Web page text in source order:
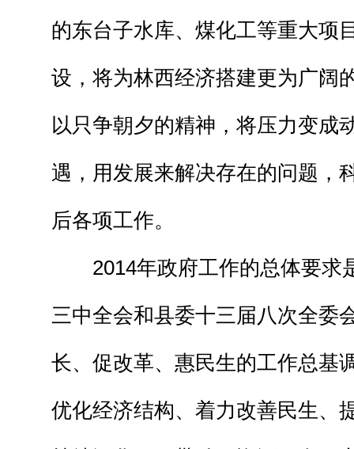
的东台子水库、煤化工等重大项
设，将为林西经济搭建更为广阔
以只争朝夕的精神，将压力变成
遇，用发展来解决存在的问题，
后各项工作。
2014年政府工作的总体要求
三中全会和县委十三届八次全委
长、促改革、惠民生的工作总基
优化经济结构、着力改善民生、